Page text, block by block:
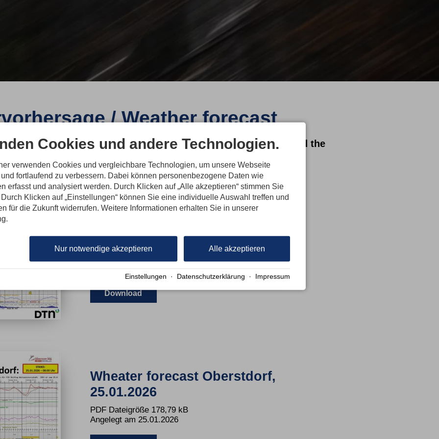
/ Weather forecast
für das Skifliegen in Oberstdorf / Here you can find the
25.01.2026
PDF Dateigröße 172,18 kB
Angelegt am 25.01.2026
Download
Wheater forecast Oberstdorf,
25.01.2026
PDF Dateigröße 178,79 kB
Angelegt am 25.01.2026
Cookies und andere Technologien.
verwenden Cookies und vergleichbare Technologien, um unsere Webseite
fortlaufend zu verbessern. Dabei können personenbezogene Daten wie
erfasst und analysiert werden. Durch Klicken auf „Alle akzeptieren“ stimmen Sie
Klicken auf „Einstellungen“ können Sie eine individuelle Auswahl treffen und
für die Zukunft widerrufen. Weitere Informationen erhalten Sie in unserer
Alle akzeptieren
Nur notwendige akzeptieren
Einstellungen · Datenschutzerklärung · Impressum